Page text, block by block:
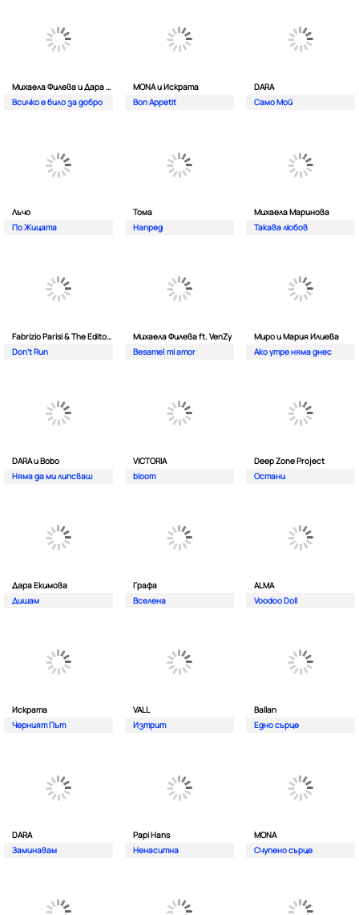
Михаела Филева и Дара Екимова
Всичко е било за добро
MONA и Искрата
Bon Appetit
DARA
Само Мой
Лъчо
По Жицата
Тома
Напред
Михаела Маринова
Такава любов
Fabrizio Parisi & The Editor ft. ALMA
Don't Run
Михаела Филева ft. VenZy
Besame| mi amor
Миро и Мария Илиева
Ако утре няма днес
DARA и Bobo
Няма да ми липсваш
VICTORIA
bloom
Deep Zone Project
Остани
Дара Екимова
Дишам
Графа
Вселена
ALMA
Voodoo Doll
Искрата
Черният Път
VALL
Изтрит
Ballan
Едно сърце
DARA
Заминавам
Papi Hans
Ненаситна
MONA
Счупено сърце